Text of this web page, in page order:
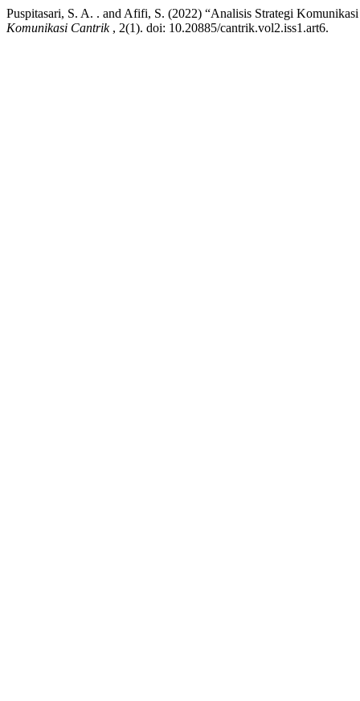
Puspitasari, S. A. . and Afifi, S. (2022) “Analisis Strategi
Komunikasi Cantrik , 2(1). doi: 10.20885/cantrik.vol2.iss1.art6.